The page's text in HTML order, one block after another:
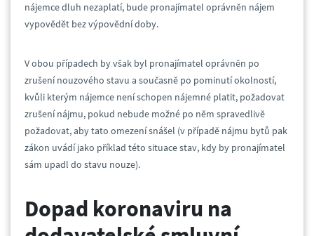
nájemce dluh nezaplatí, bude pronajímatel oprávněn nájem
vypovědět bez výpovědní doby.
V obou případech by však byl pronajímatel oprávněn po
zrušení nouzového stavu a současně po pominutí okolností,
kvůli kterým nájemce není schopen nájemné platit, požadovat
zrušení nájmu, pokud nebude možné po něm spravedlivě
požadovat, aby tato omezení snášel (v případě nájmu bytů pak
zákon uvádí jako příklad této situace stav, kdy by pronajímatel
sám upadl do stavu nouze).
Dopad koronaviru na